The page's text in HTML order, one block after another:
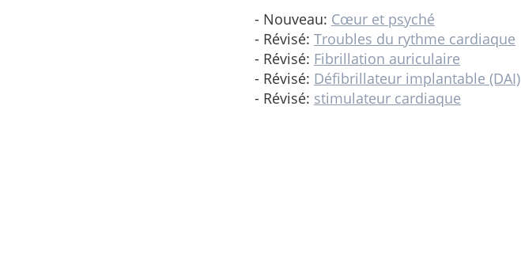
- Nouveau: Cœur et psyché
- Révisé: Troubles du rythme cardiaque
- Révisé: Fibrillation auriculaire
- Révisé: Défibrillateur implantable (DAI)
- Révisé: stimulateur cardiaque